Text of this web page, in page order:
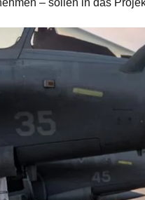
– sollen in das